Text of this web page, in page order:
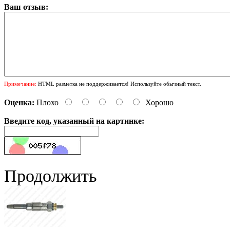
Ваш отзыв:
Примечание: HTML разметка не поддерживается! Используйте обычный текст.
Оценка: Плохо Хорошо
Введите код, указанный на картинке:
Продолжить